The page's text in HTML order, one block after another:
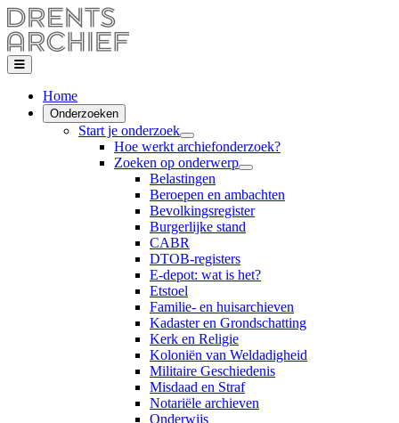
Home
Onderzoeken
Start je onderzoek
Hoe werkt archiefonderzoek?
Zoeken op onderwerp
Belastingen
Beroepen en ambachten
Bevolkingsregister
Burgerlijke stand
CABR
DTOB-registers
E-depot: wat is het?
Etstoel
Familie- en huisarchieven
Kadaster en Grondschatting
Kerk en Religie
Koloniën van Weldadigheid
Militaire Geschiedenis
Misdaad en Straf
Notariële archieven
Onderwijs